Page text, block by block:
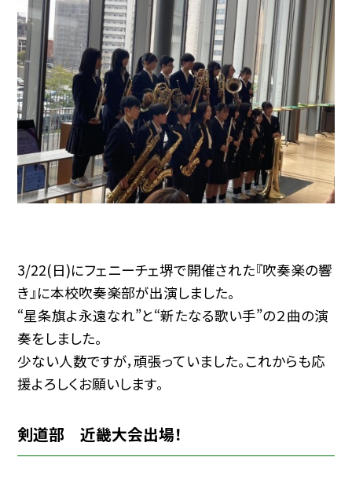
3/22(日)にフェニーチェ堺で開催された『吹奏楽の響
き』に本校吹奏楽部が出演しました。
“星条旗よ永遠なれ”と“新たなる歌い手”の２曲の演
奏をしました。
少ない人数ですが，頑張っていました。これからも応
援よろしくお願いします。
剣道部 近畿大会出場！